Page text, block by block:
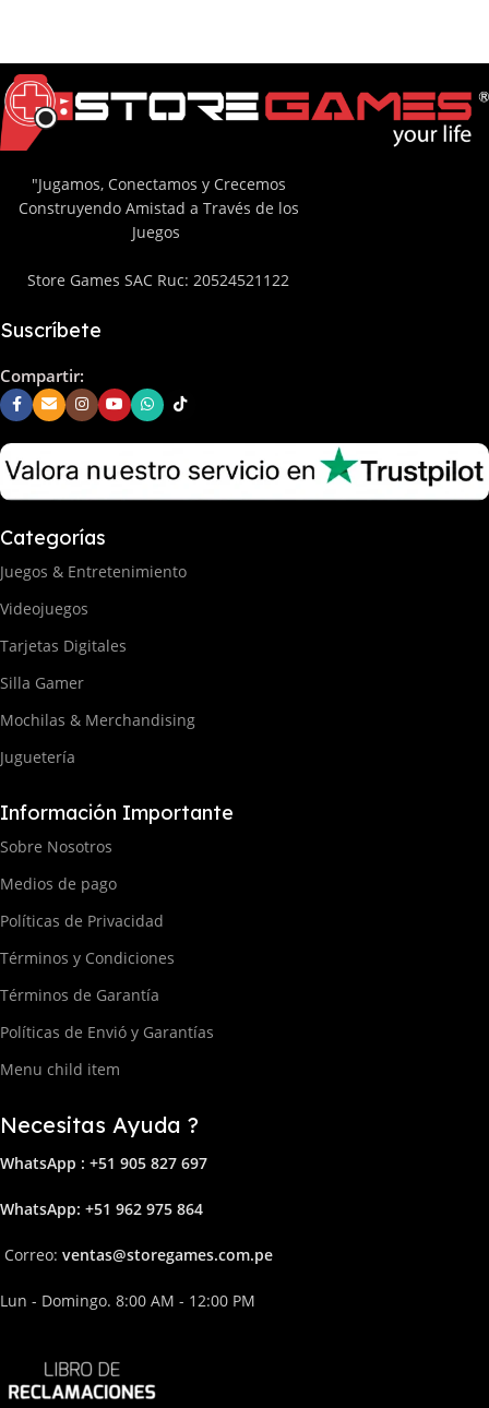
"Jugamos, Conectamos y Crecemos
Construyendo Amistad a Través de los
Juegos
Store Games SAC Ruc: 20524521122
Suscríbete
Compartir:
Categorías
Juegos & Entretenimiento
Videojuegos
Tarjetas Digitales
Silla Gamer
Mochilas & Merchandising
Juguetería
Información Importante
Sobre Nosotros
Medios de pago
Políticas de Privacidad
Términos y Condiciones
Términos de Garantía
Políticas de Envió y Garantías
Menu child item
Necesitas Ayuda ?
WhatsApp : +51 905 827 697
WhatsApp: +51 962 975 864
Correo: ventas@storegames.com.pe
Lun - Domingo. 8:00 AM - 12:00 PM